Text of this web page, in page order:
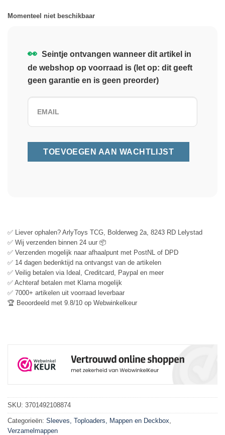
Momenteel niet beschikbaar
👀 Seintje ontvangen wanneer dit artikel in
de webshop op voorraad is (let op: dit geeft
geen garantie en is geen preorder)
✅ Liever ophalen? ArlyToys TCG, Bolderweg 2a, 8243 RD Lelystad
✅ Wij verzenden binnen 24 uur 📦
✅ Verzenden mogelijk naar afhaalpunt met PostNL of DPD
✅ 14 dagen bedenktijd na ontvangst van de artikelen
✅ Veilig betalen via Ideal, Creditcard, Paypal en meer
✅ Achteraf betalen met Klarna mogelijk
✅ 7000+ artikelen uit voorraad leverbaar
🏆 Beoordeeld met 9.8/10 op Webwinkelkeur
SKU: 3701492108874
Categorieën: Sleeves, Toploaders, Mappen en Deckbox,
Verzamelmappen